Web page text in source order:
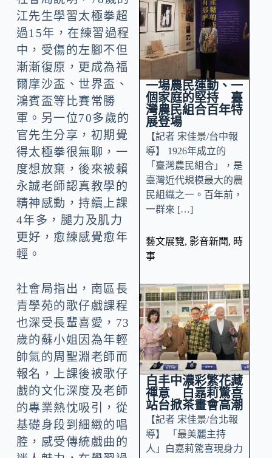
江先生學習太極拳超
過15年，在練習過程
中，受傷的左腳不但
漸漸復原，更成為福
爾摩沙盃、世界盃、
鴻賓盃等比賽常勝
軍。另一位70多歲的
官先生分享，初期覺
得太極拳很無聊，一
度想放棄，後來被賴
永誠老師認真教學的
精神感動，持續上課
4年多，腿力及肌力
更好，愈練感覺愈年
輕。
社會局指出，南區長
青學苑的歌仔戲課程
也深受長輩喜愛，73
歲的蘇小姐因為年輕
帥氣的周聖淵老師而
報名，上課後被歌仔
戲的文化深度及老師
的專業熱忱吸引，從
基礎身段到細緻的唱
腔，感受傳統戲曲的
一場農民運動、一
個家庭的堅持 臺
灣農民組合百年特
展登場
【記者 宋佳景/台中報
導】 1926年成立的
「臺灣農民組合」，是
臺灣近代規模最大的農
民組織之一。百年前，
一群來 […]
藝文展覽, 影音新聞, 時
事
白丰中濃彩繁花藏
禪意 白嘉莉驚喜
站台掀茶畫會高潮
【記者 宋佳景/台北報
導】 「最美麗主持
人」白嘉莉驚喜現身力